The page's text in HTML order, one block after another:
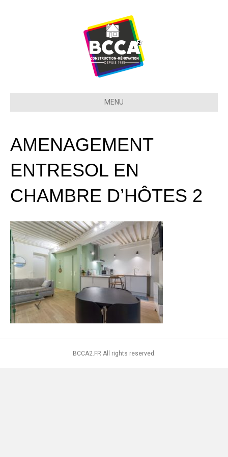
MENU
AMENAGEMENT
ENTRESOL EN
CHAMBRE D’HÔTES 2
BCCA2.FR All rights reserved.